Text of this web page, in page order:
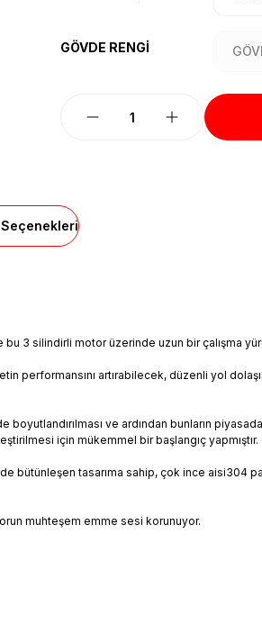
GÖVDE RENGİ
3 silindirli motor üzerinde uzun bir çalışma
artırabilecek, düzenli yol
ve ardından bunların
için mükemmel bir başlangıç ​​yapmıştır.
tasarıma sahip, çok ince aisi304
muhteşem emme sesi korunuyor.